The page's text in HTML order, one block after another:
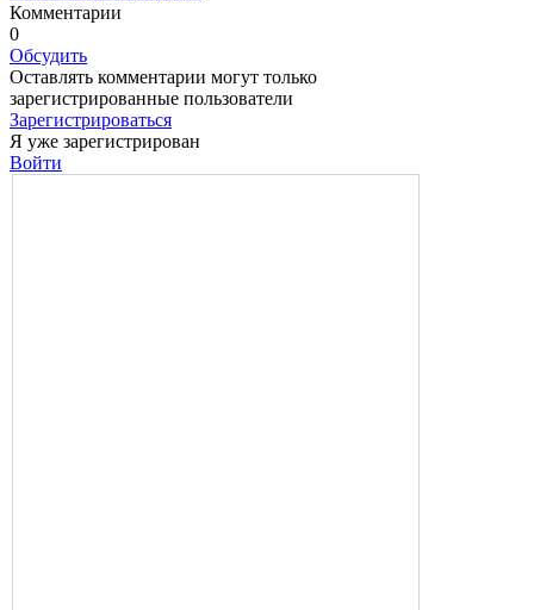
Комментарии
0
Обсудить
Оставлять комментарии могут только
зарегистрированные пользователи
Зарегистрироваться
Я уже зарегистрирован
Войти